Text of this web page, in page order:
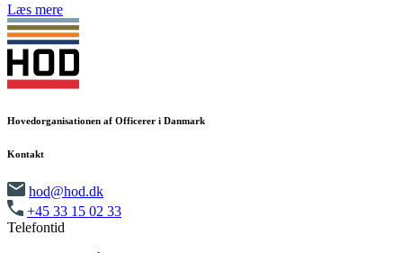
Læs mere
Hovedorganisationen af Officerer i Danmark
Kontakt
hod@hod.dk
+45 33 15 02 33
Telefontid